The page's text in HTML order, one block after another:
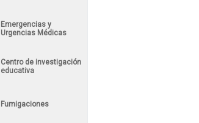
Emergencias y
Urgencias Médicas
Centro de investigación
educativa
Fumigaciones